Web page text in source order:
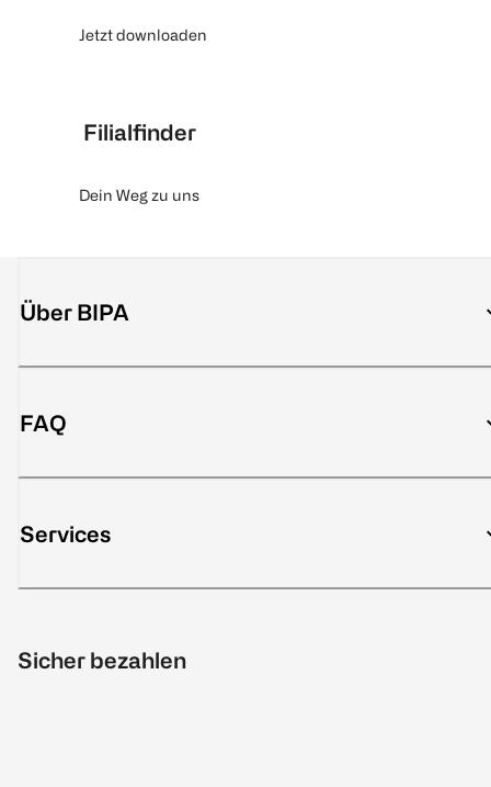
Jetzt downloaden
Filialfinder
Dein Weg zu uns
Über BIPA
FAQ
Services
Sicher bezahlen